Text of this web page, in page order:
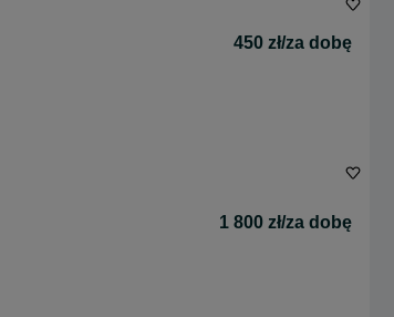
450 zł/za dobę
1 800 zł/za dobę